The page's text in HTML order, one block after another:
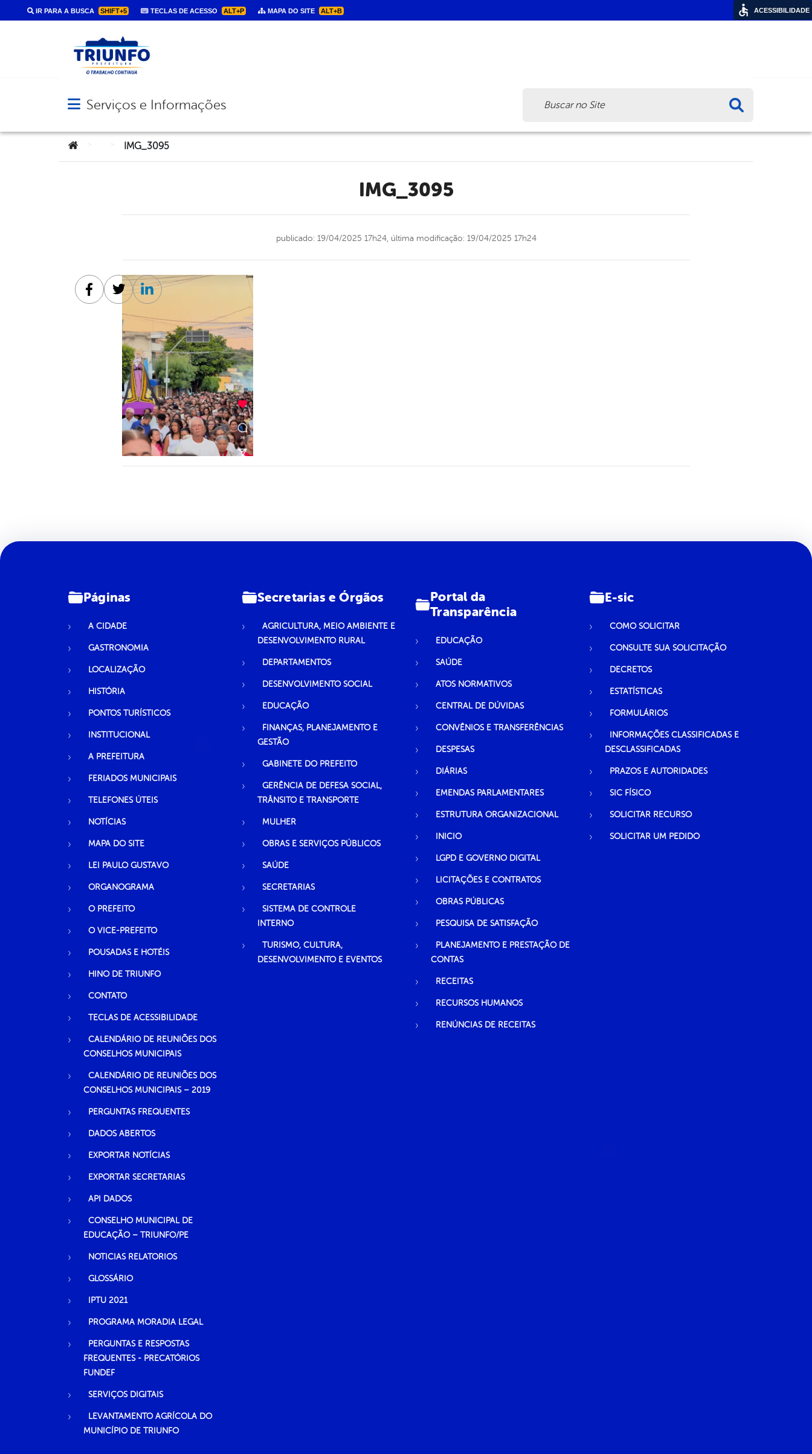
IR PARA A BUSCA SHIFT+5 TECLAS DE ACESSO ALT+P MAPA DO SITE ALT+B
Abrir menu principal de navegação
Serviços e Informações
Você está aqui:IMG_3095
IMG_3095
publicado: 19/04/2025 17h24, última modificação: 19/04/2025 17h24
Facebook
TwitterLinkedin
Páginas
A CIDADE
GASTRONOMIA
LOCALIZAÇÃO
HISTÓRIA
PONTOS TURÍSTICOS
INSTITUCIONAL
A PREFEITURA
FERIADOS MUNICIPAIS
TELEFONES ÚTEIS
NOTÍCIAS
MAPA DO SITE
LEI PAULO GUSTAVO
ORGANOGRAMA
O PREFEITO
O VICE-PREFEITO
POUSADAS E HOTÉIS
HINO DE TRIUNFO
CONTATO
TECLAS DE ACESSIBILIDADE
CALENDÁRIO DE REUNIÕES DOS
CONSELHOS MUNICIPAIS
CALENDÁRIO DE REUNIÕES DOS
CONSELHOS MUNICIPAIS – 2019
PERGUNTAS FREQUENTES
DADOS ABERTOS
EXPORTAR NOTÍCIAS
EXPORTAR SECRETARIAS
API DADOS
CONSELHO MUNICIPAL DE
EDUCAÇÃO – TRIUNFO/PE
NOTICIAS RELATORIOS
GLOSSÁRIO
IPTU 2021
PROGRAMA MORADIA LEGAL
PERGUNTAS E RESPOSTAS
FREQUENTES - PRECATÓRIOS
FUNDEF
SERVIÇOS DIGITAIS
LEVANTAMENTO AGRÍCOLA DO
MUNICÍPIO DE TRIUNFO
Secretarias e Órgãos
AGRICULTURA, MEIO AMBIENTE E
DESENVOLVIMENTO RURAL
DEPARTAMENTOS
DESENVOLVIMENTO SOCIAL
EDUCAÇÃO
FINANÇAS, PLANEJAMENTO E
GESTÃO
GABINETE DO PREFEITO
GERÊNCIA DE DEFESA SOCIAL,
TRÂNSITO E TRANSPORTE
MULHER
OBRAS E SERVIÇOS PÚBLICOS
SAÚDE
SECRETARIAS
SISTEMA DE CONTROLE
INTERNO
TURISMO, CULTURA,
DESENVOLVIMENTO E EVENTOS
Portal da
Transparência
EDUCAÇÃO
SAÚDE
ATOS NORMATIVOS
CENTRAL DE DÚVIDAS
CONVÊNIOS E TRANSFERÊNCIAS
DESPESAS
DIÁRIAS
EMENDAS PARLAMENTARES
ESTRUTURA ORGANIZACIONAL
INICIO
LGPD E GOVERNO DIGITAL
LICITAÇÕES E CONTRATOS
OBRAS PÚBLICAS
PESQUISA DE SATISFAÇÃO
PLANEJAMENTO E PRESTAÇÃO DE
CONTAS
RECEITAS
RECURSOS HUMANOS
RENÚNCIAS DE RECEITAS
E-sic
COMO SOLICITAR
CONSULTE SUA SOLICITAÇÃO
DECRETOS
ESTATÍSTICAS
FORMULÁRIOS
INFORMAÇÕES CLASSIFICADAS E
DESCLASSIFICADAS
PRAZOS E AUTORIDADES
SIC FÍSICO
SOLICITAR RECURSO
SOLICITAR UM PEDIDO
ACESSIBILIDADE